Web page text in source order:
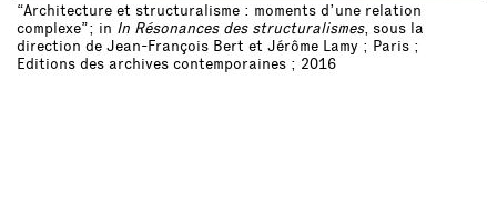
“Architecture et structuralisme : moments d’une relation
complexe”; in In Résonances des structuralismes, sous la
direction de Jean-François Bert et Jérôme Lamy ; Paris ;
Editions des archives contemporaines ; 2016